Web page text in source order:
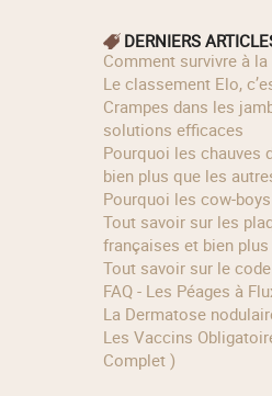
DERNIERS
Comment survivre à
Le classement Elo,
Crampes dans les jambes : principales causes et
solutions efficaces
Pourquoi les chauves doivent se méfier du soleil
bien plus que les
Pourquoi les
Tout savoir sur les plaques d'immatriculation
françaises et bien
Tout savoir sur le
FAQ - Les Péages à
La Dermatose
Les Vaccins Obligatoires en France ( le Guide
Complet )